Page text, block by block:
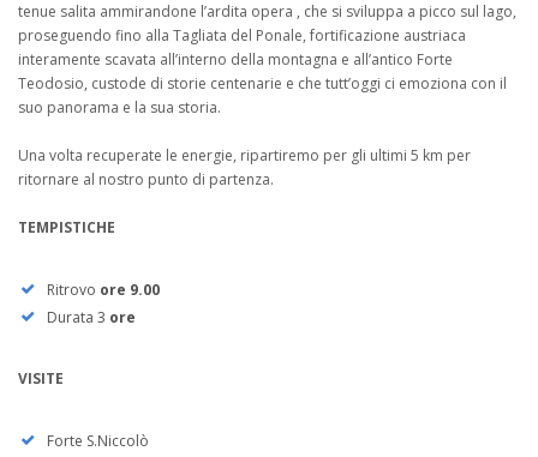
tenue salita ammirandone l’ardita opera , che si sviluppa a picco sul lago,
proseguendo fino alla Tagliata del Ponale, fortificazione austriaca
interamente scavata all’interno della montagna e all’antico Forte
Teodosio, custode di storie centenarie e che tutt’oggi ci emoziona con il
suo panorama e la sua storia.
Una volta recuperate le energie, ripartiremo per gli ultimi 5 km per
ritornare al nostro punto di partenza.
TEMPISTICHE
Ritrovo ore 9.00
Durata 3 ore
VISITE
Forte S.Niccolò